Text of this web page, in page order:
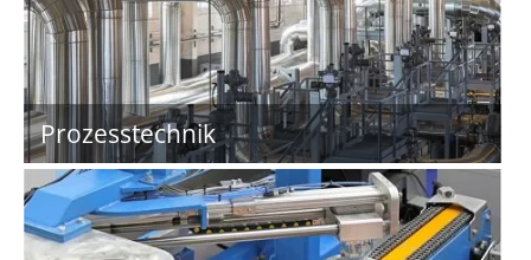
Prozesstechnik